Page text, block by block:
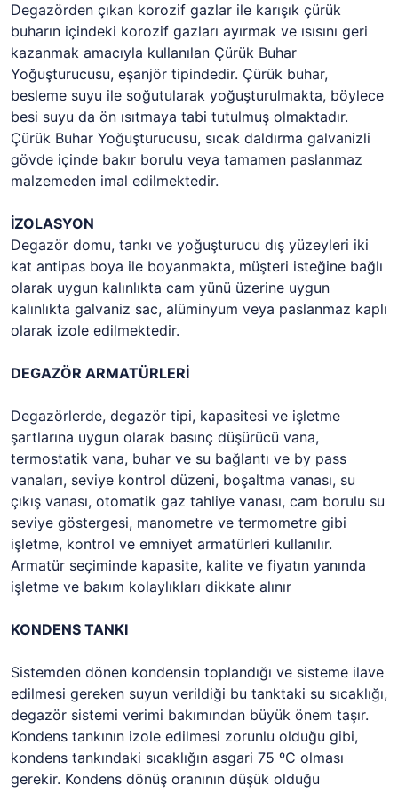
Degazörden çıkan korozif gazlar ile karışık çürük
buharın içindeki korozif gazları ayırmak ve ısısını geri
kazanmak amacıyla kullanılan Çürük Buhar
Yoğuşturucusu, eşanjör tipindedir. Çürük buhar,
besleme suyu ile soğutularak yoğuşturulmakta, böylece
besi suyu da ön ısıtmaya tabi tutulmuş olmaktadır.
Çürük Buhar Yoğuşturucusu, sıcak daldırma galvanizli
gövde içinde bakır borulu veya tamamen paslanmaz
malzemeden imal edilmektedir.
İZOLASYON
Degazör domu, tankı ve yoğuşturucu dış yüzeyleri iki
kat antipas boya ile boyanmakta, müşteri isteğine bağlı
olarak uygun kalınlıkta cam yünü üzerine uygun
kalınlıkta galvaniz sac, alüminyum veya paslanmaz kaplı
olarak izole edilmektedir.
DEGAZÖR ARMATÜRLERİ
Degazörlerde, degazör tipi, kapasitesi ve işletme
şartlarına uygun olarak basınç düşürücü vana,
termostatik vana, buhar ve su bağlantı ve by pass
vanaları, seviye kontrol düzeni, boşaltma vanası, su
çıkış vanası, otomatik gaz tahliye vanası, cam borulu su
seviye göstergesi, manometre ve termometre gibi
işletme, kontrol ve emniyet armatürleri kullanılır.
Armatür seçiminde kapasite, kalite ve fiyatın yanında
işletme ve bakım kolaylıkları dikkate alınır
KONDENS TANKI
Sistemden dönen kondensin toplandığı ve sisteme ilave
edilmesi gereken suyun verildiği bu tanktaki su sıcaklığı,
degazör sistemi verimi bakımından büyük önem taşır.
Kondens tankının izole edilmesi zorunlu olduğu gibi,
kondens tankındaki sıcaklığın asgari 75 ºC olması
gerekir. Kondens dönüş oranının düşük olduğu